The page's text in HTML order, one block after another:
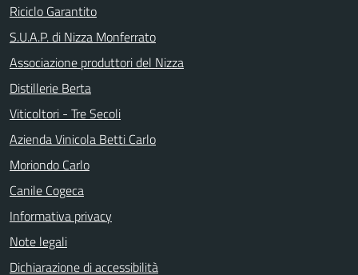
Riciclo Garantito
S.U.A.P. di Nizza Monferrato
Associazione produttori del Nizza
Distillerie Berta
Viticoltori - Tre Secoli
Azienda Vinicola Betti Carlo
Moriondo Carlo
Canile Cogeca
Informativa privacy
Note legali
Dichiarazione di accessibilità